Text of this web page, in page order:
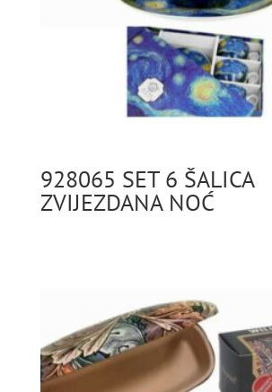
928065 SET 6 ŠALICA
ZVIJEZDANA NOĆ